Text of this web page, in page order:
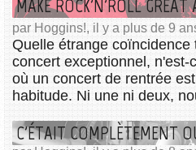
MAKE ROCK'N'ROLL GREAT
par Hoggins!, il y a plus de 9
Quelle étrange coïncidence
concert exceptionnel, n'est-
où un concert de rentrée
habitude. Ni une ni deux,
C'ÉTAIT COMPLÈTEMENT